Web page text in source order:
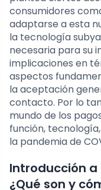
consumidores
adaptarse a esta
la tecnología
necesaria para su
implicaciones en
aspectos
la aceptación
contacto. Por lo
mundo de los
función,
la pandemia de
Introducción
¿Qué son y